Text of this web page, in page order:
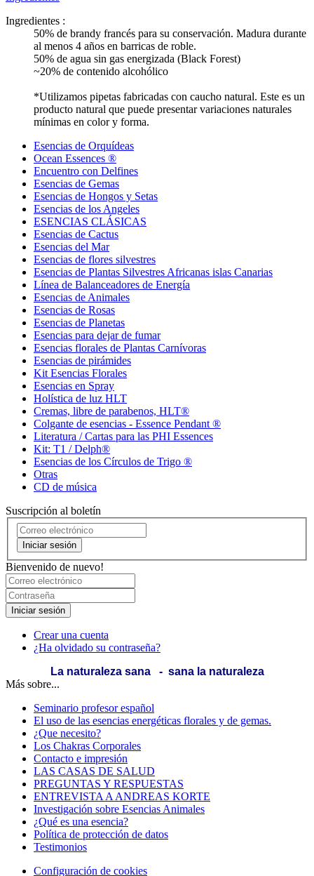
Ingredientes :
50% de brandy francés para su conservación. Madura durante
al menos 4 años en barricas de roble.
50% de agua sin gas energizada (Black Forest)
~20% de contenido alcohólico
*Utilizamos pipetas fabricadas con caucho natural. Este es un
producto natural que puede presentar variaciones naturales
mínimas en color y forma.
Esencias de Orquídeas
Ocean Essences ®
Encuentro con Delfines
Esencias de Gemas
Esencias de Hongos y Setas
Esencias de los Angeles
ESENCIAS CLÁSICAS
Esencias de Cactus
Esencias del Mar
Esencias de flores silvestres
Esencias de Plantas Silvestres Africanas islas Canarias
Línea de Balanceadores de Energía
Esencias de Animales
Esencias de Rosas
Esencias de Planetas
Esencias para dejar de fumar
Esencias florales de Plantas Carnívoras
Esencias de pirámides
Kit Esencias Florales
Esencias en Spray
Holística de luz HLT
Cremas, libre de parabenos, HLT®
Colgante de esencias - Essence Pendant ®
Literatura / Cartas para las PHI Essences
Kit: T1 / Delph®
Esencias de los Círculos de Trigo ®
Otras
CD de música
Suscripción al boletín
Iniciar sesión
Bienvenido de nuevo!
Iniciar sesión
Crear una cuenta
¿Ha olvidado su contraseña?
La naturaleza sana - sana la naturaleza
Más sobre...
Seminario profesor español
El uso de las esencias energéticas florales y de gemas.
¿Que necesito?
Los Chakras Corporales
Contacto e impresión
LAS CASAS DE SALUD
PREGUNTAS Y RESPUESTAS
ENTREVISTA A ANDREAS KORTE
Investigación sobre Esencias Animales
¿Qué es una esencia?
Política de protección de datos
Testimonios
Configuración de cookies